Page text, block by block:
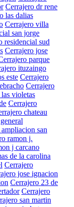
Cerrajero dr rene
las dalias
Cerrajero villa
san jorge
residencial sud
Cerrajero jose
parque
ituzaingo
este Cerrajero
Cerrajero
violetas
Cerrajero
chateau
san
ramon j.
j carcano
de la carolina
Cerrajero
jose ignacion
Cerrajero 23 de
Cerrajero
san martin